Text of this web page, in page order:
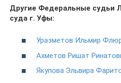
Другие Федеральные судьи
суда г. Уфы:
Уразметов Ильмир
Ахметов Ришат
Якупова Эльвира